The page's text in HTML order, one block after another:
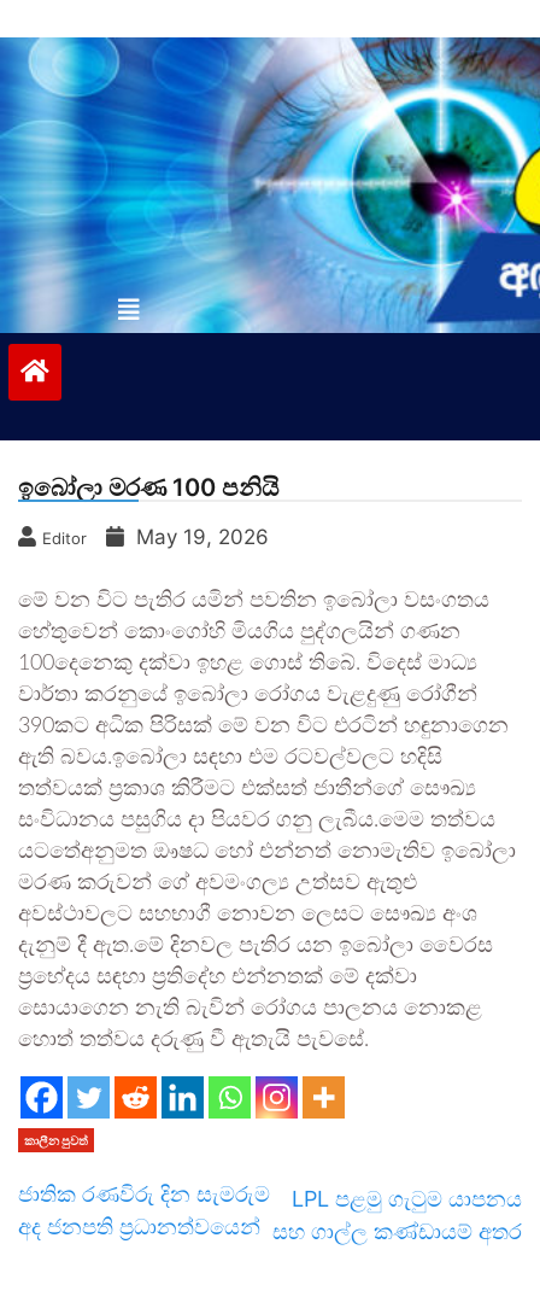
to
contentvinivida.lk
ඉබෝලා මරණ 100 පනියි
Editor May 19, 2026
මේ වන විට පැතිර යමින් පවතින ඉබෝලා වසංගතය
හේතුවෙන් කොංගෝහි මියගිය පුද්ගලයින් ගණන
100දෙනෙකු දක්වා ඉහළ ගොස් තිබේ. විදෙස් මාධ්‍ය
වාර්තා කරනුයේ ඉබෝලා රෝගය වැළදුණු රෝගීන්
390කට අධික පිරිසක් මේ වන විට එරටින් හඳුනාගෙන
ඇති බවය.ඉබෝලා සඳහා එම රටවල්වලට හදිසි
තත්වයක් ප්‍රකාශ කිරීමට එක්සත් ජාතීන්ගේ සෞඛ්‍ය
සංවිධානය පසුගිය දා පියවර ගනු ලැබීය.මෙම තත්වය
යටතේඅනුමත ඖෂධ හෝ එන්නත් නොමැතිව ඉබෝලා
මරණ කරුවන් ගේ අවමංගල්‍ය උත්සව ඇතුළු
අවස්ථාවලට සහභාගී නොවන ලෙසට සෞඛ්‍ය අංශ
දැනුම් දී ඇත.මේ දිනවල පැතිර යන ඉබෝලා වෛරස
ප්‍රභේදය සඳහා ප්‍රතිදේහ එන්නතක් මේ දක්වා
සොයාගෙන නැති බැවින් රෝගය පාලනය නොකළ
හොත් තත්වය දරුණු වී ඇතැයි පැවසේ.
කාලීන පුවත්
ජාතික රණවිරු දින සැමරුම
අද ජනපති ප්‍රධානත්වයෙන්
LPL පළමු ගැටුම යාපනය
සහ ගාල්ල කණ්ඩායම් අතර